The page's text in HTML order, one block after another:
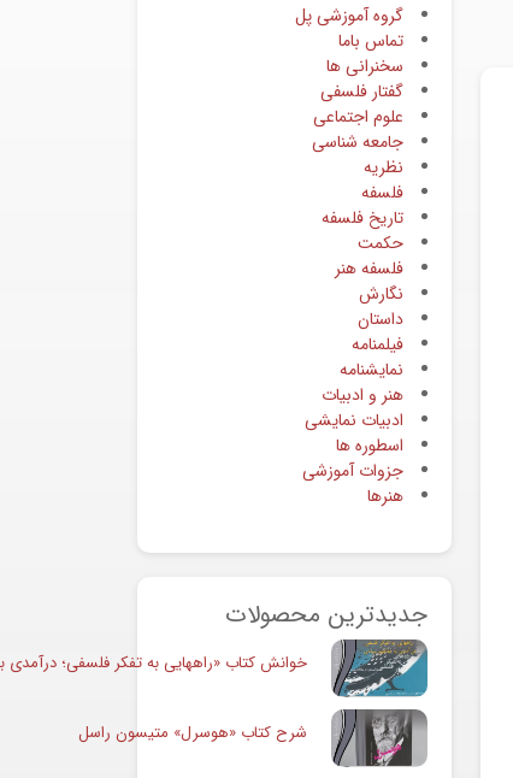
گروه آموزشی پل
تماس باما
سخنرانی ها
گفتار فلسفی
علوم اجتماعی
جامعه شناسی
نظریه
فلسفه
تاریخ فلسفه
حکمت
فلسفه هنر
نگارش
داستان
فیلمنامه
نمایشنامه
هنر و ادبیات
ادبیات نمایشی
اسطوره ها
جزوات آموزشی
هنرها
جدیدترین محصولات
خوانش کتاب «راههایی به تفکر فلسفی؛ درآمدی
شرح کتاب «هوسرل» متیسون راسل